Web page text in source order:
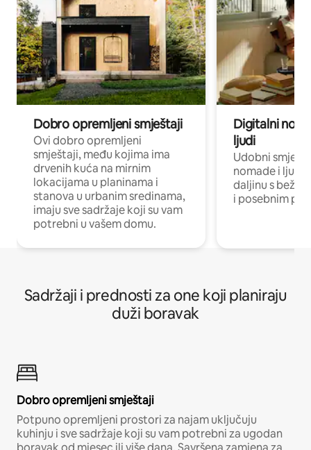
Dobro opremljeni smještaji
Ovi dobro opremljeni
smještaji, među kojima ima
drvenih kuća na mirnim
lokacijama u planinama i
stanova u urbanim sredinama,
imaju sve sadržaje koji su vam
potrebni u vašem domu.
Digitalni
ljudi
Udobni
nomade i ljude
daljinu s
i posebnim
Sadržaji i prednosti za one koji planiraju
duži boravak
Dobro opremljeni smještaji
Potpuno opremljeni prostori za najam uključuju
kuhinju i sve sadržaje koji su vam potrebni za ugodan